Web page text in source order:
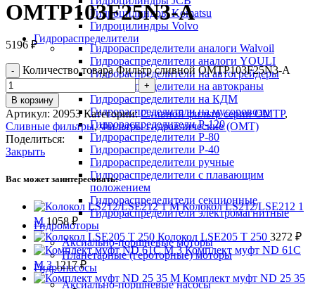
Гидроцилиндры Komatsu
Гидроцилиндры Volvo
Гидрораспределители
Гидрораспределители аналоги Walvoil
Гидрораспределители аналоги YOULI
Гидрораспределители на автогрейдеры
Гидрораспределители на автокраны
Гидрораспределители на КДМ
Гидрораспределители на мусоровозы
Гидрораспределители Р-120
Гидрораспределители Р-80
Гидрораспределители Р-40
Гидрораспределители ручные
Гидрораспределители с плавающим
положением
Гидрораспределители секционные
Гидрораспределители электромагнитные
Гидромоторы
Аксиально-поршневые моторы
Планетарные (героторные) моторы
Гидронасосы
Аксиально-поршневые насосы
OMTP103F25N3-A
5196 ₽
Количество товара Фильтр сливной OMTP103F25N3-A
В корзину
Артикул: 20953Категории: Сливной фильтр серии OMTP,
Сливные фильтры, Фильтры гидравлические (OMT)
Поделиться:
Закрыть
Вас может заинтересовать:
Колокол LS212/LSE212 1
M1058₽
Колокол LSE205 T 250 3272 ₽
Комплект муфт ND 61C
M 31217₽
Комплект муфт ND 25 35